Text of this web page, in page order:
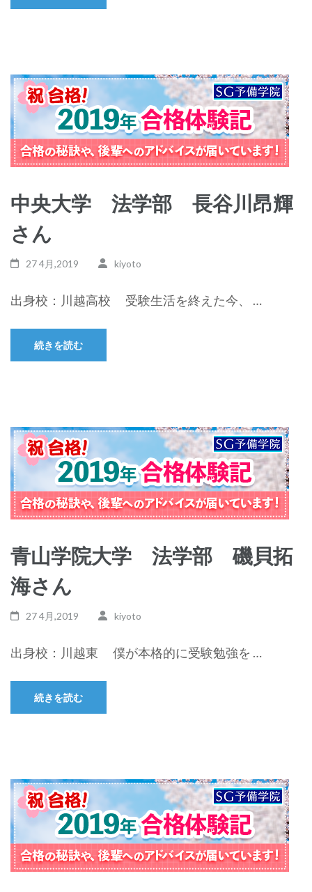
中央大学 法学部 長谷川昂輝
さん
27 4月,2019 kiyoto
出身校：川越高校 受験生活を終えた今、 …
続きを読む
青山学院大学 法学部 磯貝拓
海さん
27 4月,2019 kiyoto
出身校：川越東 僕が本格的に受験勉強を …
続きを読む